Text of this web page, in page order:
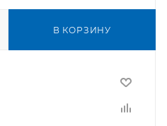
В КОРЗИНУ